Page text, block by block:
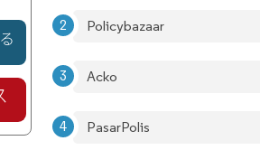
Policybazaar
Acko
PasarPolis